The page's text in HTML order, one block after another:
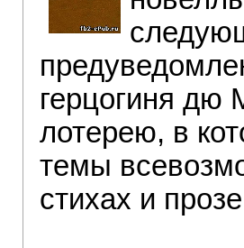
герцогиня дю
лотерею, в
темы
стихах и